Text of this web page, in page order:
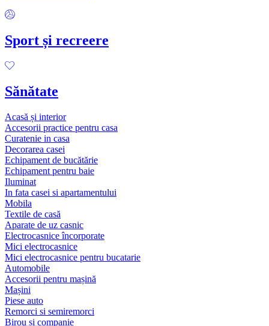
Sport și recreere
Sănătate
Acasă și interior
Accesorii practice pentru casa
Curatenie in casa
Decorarea casei
Echipament de bucătărie
Echipament pentru baie
Iluminat
In fata casei si apartamentului
Mobila
Textile de casă
Aparate de uz casnic
Electrocasnice încorporate
Mici electrocasnice
Mici electrocasnice pentru bucatarie
Automobile
Accesorii pentru mașină
Mașini
Piese auto
Remorci si semiremorci
Birou și companie